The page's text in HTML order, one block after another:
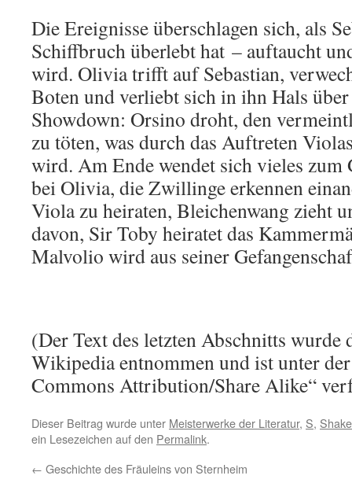
Die Ereignisse überschlagen sich, als
Schiffbruch überlebt hat – auftaucht
wird. Olivia trifft auf Sebastian,
Boten und verliebt sich in ihn Hals
Showdown: Orsino droht, den
zu töten, was durch das Auftreten
wird. Am Ende wendet sich vieles zum
bei Olivia, die Zwillinge erkennen
Viola zu heiraten, Bleichenwang zieht
davon, Sir Toby heiratet das
Malvolio wird aus seiner
(Der Text des letzten Abschnitts wurde
Wikipedia entnommen und ist unter
Commons Attribution/Share Alike“
Dieser Beitrag wurde unter Meisterwerke der Literatur, S,
ein Lesezeichen auf den Permalink.
← Geschichte des Fräuleins von Sternheim